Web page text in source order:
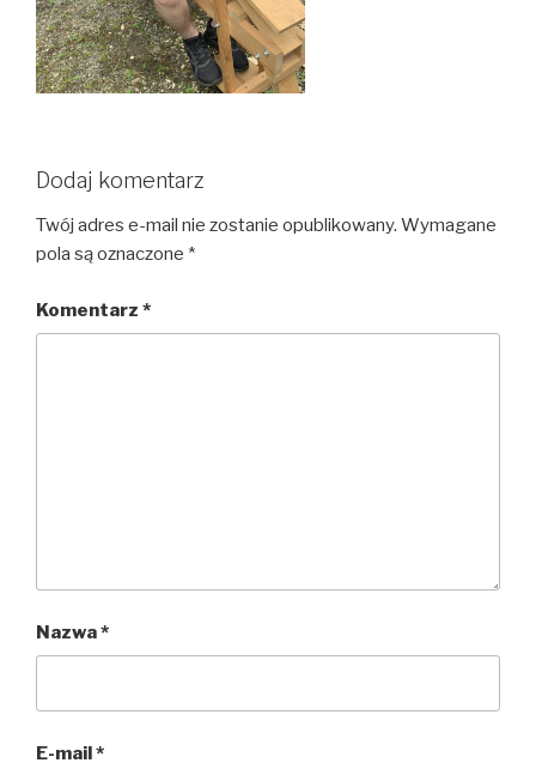
Dodaj komentarz
Twój adres e-mail nie zostanie opublikowany. Wymagane
pola są oznaczone *
Komentarz *
Nazwa*
E-mail*